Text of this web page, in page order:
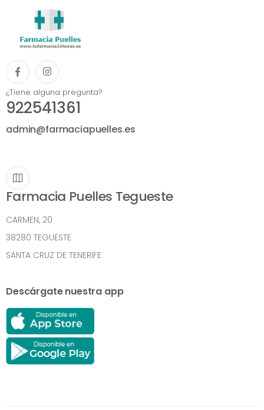
¿Tiene alguna pregunta?
922541361
admin@farmaciapuelles.es
Farmacia Puelles Tegueste
CARMEN, 20
38280 TEGUESTE
SANTA CRUZ DE TENERIFE
Descárgate nuestra app